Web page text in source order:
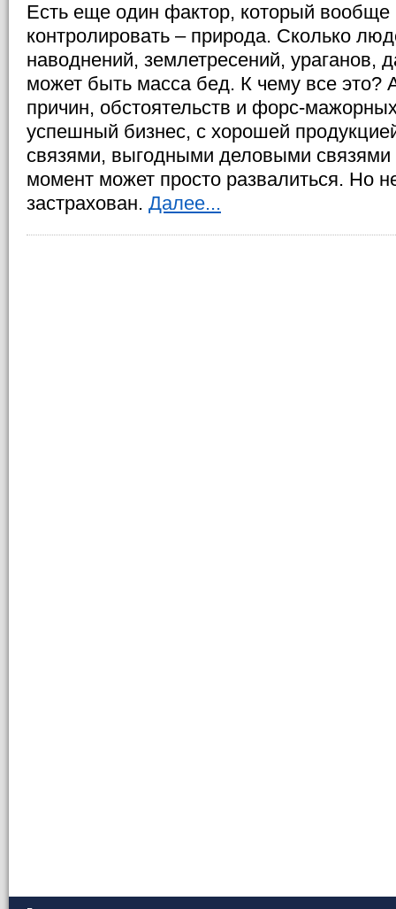
Есть еще один фактор, который вообще
контролировать – природа. Сколько
наводнений, землетресений, ураганов,
может быть масса бед. К чему все это?
причин, обстоятельств и форс-
успешный бизнес, с хорошей
связями, выгодными деловыми связями
момент может просто развалиться. Но
застрахован. Далее...